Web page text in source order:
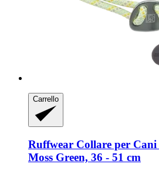
Carrello
Ruffwear Collare per
Moss Green, 36 -​ 51 cm